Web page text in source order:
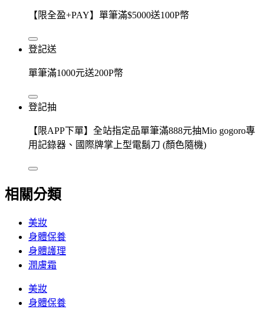
【限全盈+PAY】單筆滿$5000送100P幣
登記送
單筆滿1000元送200P幣
登記抽
【限APP下單】全站指定品單筆滿888元抽Mio gogoro專
用記錄器、國際牌掌上型電鬍刀 (顏色隨機)
相關分類
美妝
身體保養
身體護理
潤膚霜
美妝
身體保養